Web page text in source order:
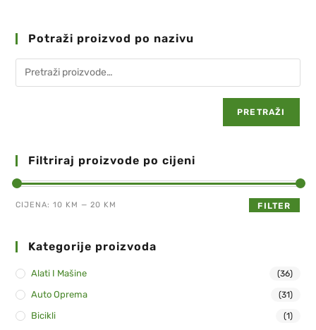
Potraži proizvod po nazivu
PRETRAŽI
Filtriraj proizvode po cijeni
FILTER
CIJENA:10 KM —20 KM
Kategorije proizvoda
Alati I Mašine (36)
Auto Oprema (31)
Bicikli (1)